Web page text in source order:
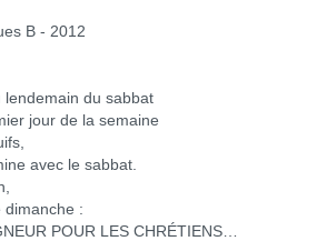
B - 2012
du sabbat
jour de la semaine
avec le sabbat.
dimanche :
POUR LES CHRÉTIENS…